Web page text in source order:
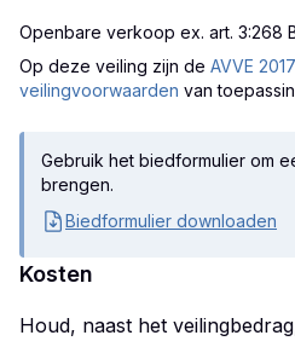
Openbare verkoop ex. art. 3:268
Op deze veiling zijn de AVVE 2017
veilingvoorwaarden van
Gebruik het biedformulier om
brengen.
Biedformulier downloaden
Kosten
Houd, naast het